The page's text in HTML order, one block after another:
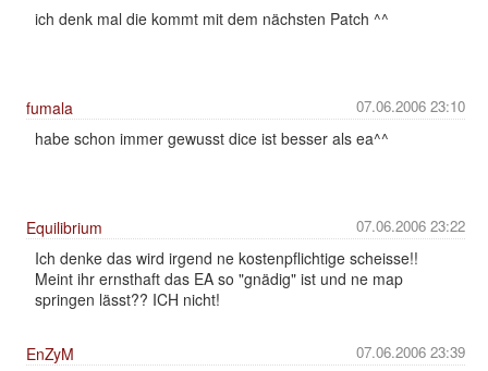
ich denk mal die kommt mit dem nächsten Patch ^^
07.06.2006 23:10
fumala
habe schon immer gewusst dice ist besser als ea^^
07.06.2006 23:22
Equilibrium
Ich denke das wird irgend ne kostenpflichtige scheisse!!
Meint ihr ernsthaft das EA so "gnädig" ist und ne map
springen lässt?? ICH nicht!
07.06.2006 23:39
EnZyM